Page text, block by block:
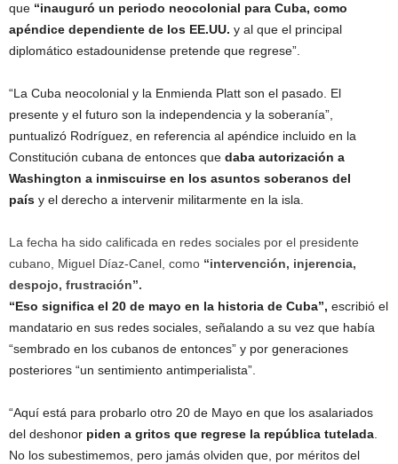
que “inauguró un periodo neocolonial para Cuba, como
apéndice dependiente de los EE.UU. y al que el principal
diplomático estadounidense pretende que regrese”.
“La Cuba neocolonial y la Enmienda Platt son el pasado. El
presente y el futuro son la independencia y la soberanía”,
puntualizó Rodríguez, en referencia al apéndice incluido en la
Constitución cubana de entonces que daba autorización a
Washington a inmiscuirse en los asuntos soberanos del
país y el derecho a intervenir militarmente en la isla.
La fecha ha sido calificada en redes sociales por el presidente
cubano, Miguel Díaz-Canel, como “intervención, injerencia,
despojo, frustración”.
“Eso significa el 20 de mayo en la historia de Cuba”, escribió el
mandatario en sus redes sociales, señalando a su vez que había
“sembrado en los cubanos de entonces” y por generaciones
posteriores “un sentimiento antimperialista”.
“Aquí está para probarlo otro 20 de Mayo en que los asalariados
del deshonor piden a gritos que regrese la república tutelada
No los subestimemos, pero jamás olviden que, por méritos del